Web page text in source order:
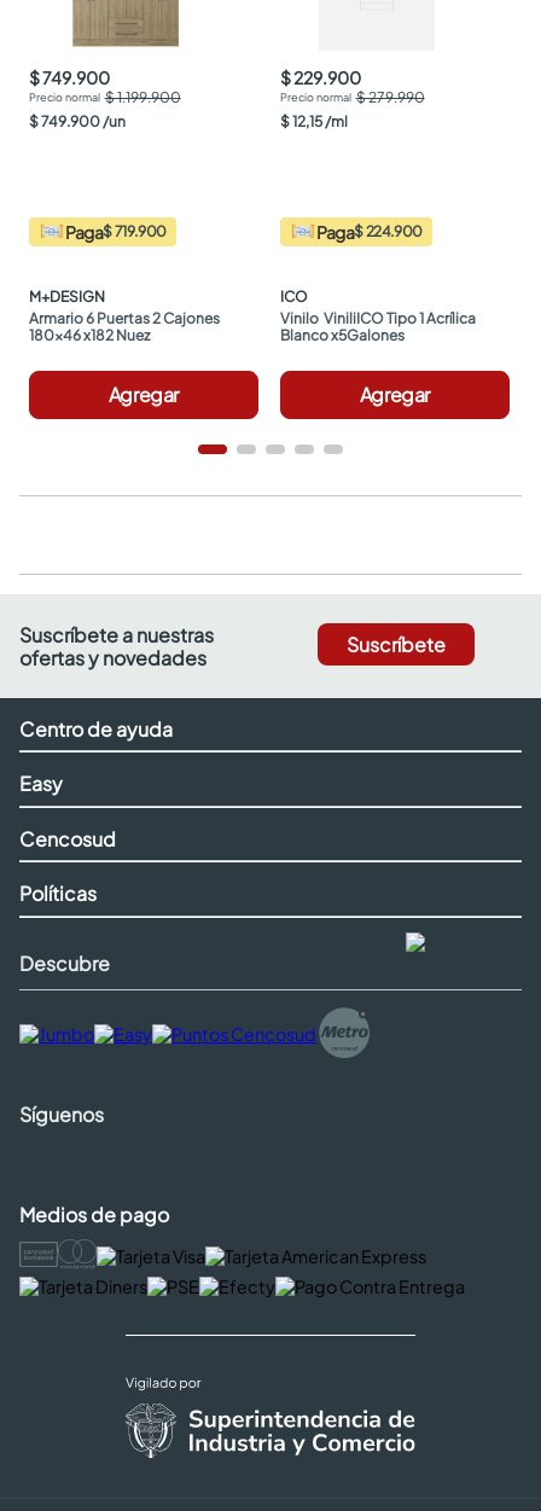
$ 749.900
$ 1.199.900
$749.900 /un
Paga$ 719.900
M+DESIGN
Armario 6 Puertas 2 Cajones
180x46 x182 Nuez
Agregar
$ 229.900
$ 279.990
$12,15 /ml
Paga$ 224.900
ICO
Vinilo  ViniliICO Tipo 1 Acrílica
Blanco x5Galones
Agregar
Suscríbete a nuestras
ofertas y novedades
Suscríbete
Centro de ayuda
Easy
Cencosud
Políticas
Descubre
Síguenos
Medios de pago